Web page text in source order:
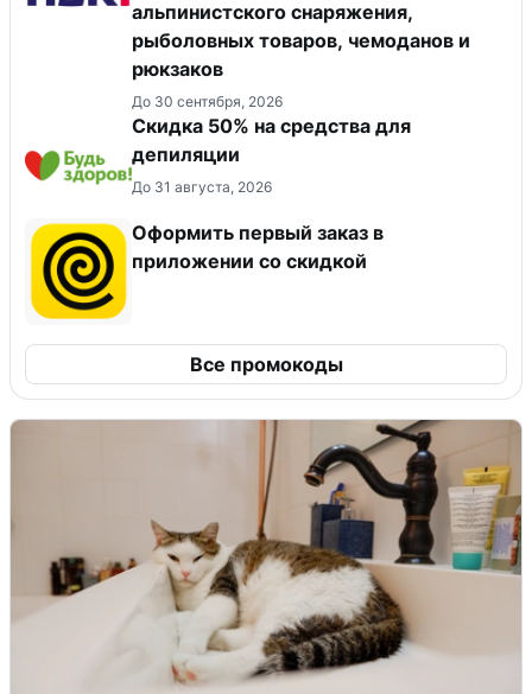
альпинистского снаряжения,
рыболовных товаров, чемоданов и
рюкзаков
До 30 сентября, 2026
Скидка 50% на средства для
депиляции
До 31 августа, 2026
Оформить первый заказ в
приложении со скидкой
Все промокоды